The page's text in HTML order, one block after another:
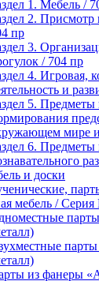
1. Мебель /
2. Присмотр
пр
3.
/ 704 пр
4. Игровая,
и
5.
мире и
6.
и доски
мебель / Серия
из фанеры